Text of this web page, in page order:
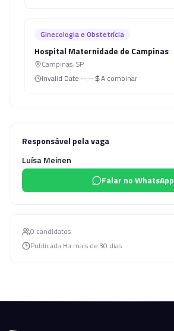
Ginecologia e Obstetrícia
Hospital Maternidade de Campinas
Campinas, SP
Invalid Date --:-- A combinar
Responsável pela vaga
Luísa Meinen
Falar no WhatsApp
0 candidatos
Publicada Ha mais de 30 dias